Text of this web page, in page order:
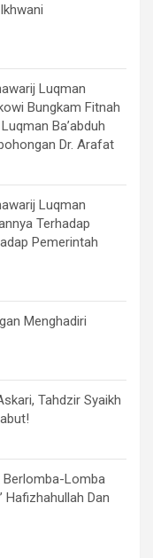
Luqman
Bungkam Fitnah
Ba’abduh
Dr. Arafat
Luqman
Terhadap
Pemerintah
Menghadiri
Tahdzir Syaikh
Berlomba-Lomba
Hafizhahullah Dan